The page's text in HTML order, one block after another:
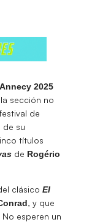
Annecy 2025
sección no
de
de su
títulos
de Rogério
clásico El
, y que
esperen un